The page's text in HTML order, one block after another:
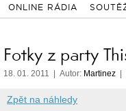
ONLINE RÁDIA
Fotky z party
18. 01. 2011 | Autor: Martinez |
Zpět na náhledy